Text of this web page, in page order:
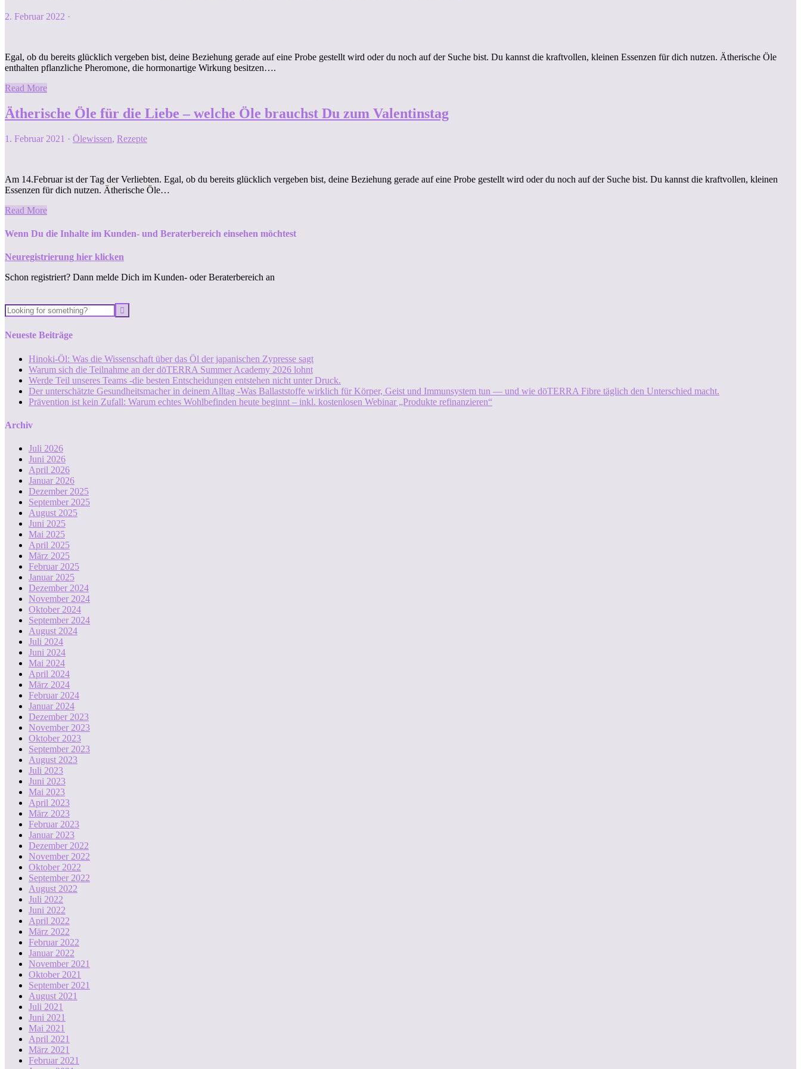
2. Februar 2022 ·
Egal, ob du bereits glücklich vergeben bist, deine Beziehung gerade auf eine Probe gestellt wird oder du noch auf der Suche bist. Du kannst die kraftvollen, kleinen Essenzen für dich nutzen. Ätherische Öle
enthalten pflanzliche Pheromone, die hormonartige Wirkung besitzen….
Read More
Ätherische Öle für die Liebe – welche Öle brauchst Du zum Valentinstag
1. Februar 2021 · Ölewissen, Rezepte
Am 14.Februar ist der Tag der Verliebten. Egal, ob du bereits glücklich vergeben bist, deine Beziehung gerade auf eine Probe gestellt wird oder du noch auf der Suche bist. Du kannst die kraftvollen, kleinen
Essenzen für dich nutzen. Ätherische Öle…
Read More
Wenn Du die Inhalte im Kunden- und Beraterbereich einsehen möchtest
Neuregistrierung hier klicken
Schon registriert? Dann melde Dich im Kunden- oder Beraterbereich an
Neueste Beiträge
Hinoki-Öl: Was die Wissenschaft über das Öl der japanischen Zypresse sagt
Warum sich die Teilnahme an der dōTERRA Summer Academy 2026 lohnt
Werde Teil unseres Teams -die besten Entscheidungen entstehen nicht unter Druck.
Der unterschätzte Gesundheitsmacher in deinem Alltag -Was Ballaststoffe wirklich für Körper, Geist und Immunsystem tun — und wie dōTERRA Fibre täglich den Unterschied macht.
Prävention ist kein Zufall: Warum echtes Wohlbefinden heute beginnt – inkl. kostenlosen Webinar „Produkte refinanzieren“
Archiv
Juli 2026
Juni 2026
April 2026
Januar 2026
Dezember 2025
September 2025
August 2025
Juni 2025
Mai 2025
April 2025
März 2025
Februar 2025
Januar 2025
Dezember 2024
November 2024
Oktober 2024
September 2024
August 2024
Juli 2024
Juni 2024
Mai 2024
April 2024
März 2024
Februar 2024
Januar 2024
Dezember 2023
November 2023
Oktober 2023
September 2023
August 2023
Juli 2023
Juni 2023
Mai 2023
April 2023
März 2023
Februar 2023
Januar 2023
Dezember 2022
November 2022
Oktober 2022
September 2022
August 2022
Juli 2022
Juni 2022
April 2022
März 2022
Februar 2022
Januar 2022
November 2021
Oktober 2021
September 2021
August 2021
Juli 2021
Juni 2021
Mai 2021
April 2021
März 2021
Februar 2021